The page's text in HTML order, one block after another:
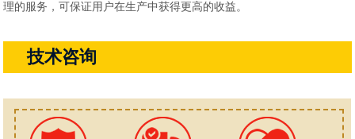
理的服务，可保证用户在生产中获得更高的收益。
技术咨询